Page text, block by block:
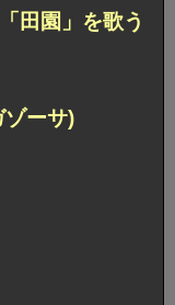
田園」を歌う
ーサ)